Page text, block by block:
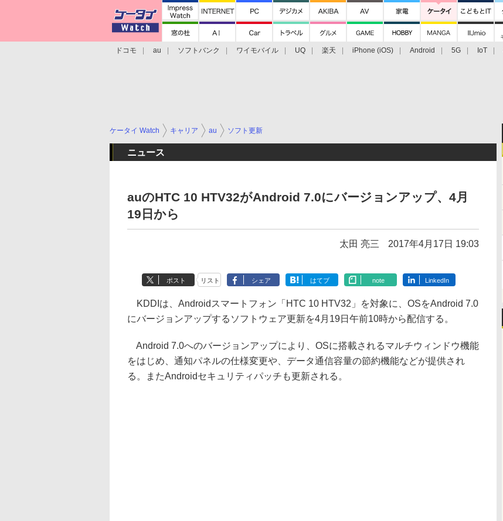
ドコモ au ソフトバンク ワイモバイル UQ 楽天 iPhone (iOS) Android 5G IoT
ケータイ Watch キャリア au ソフト更新
ニュース
auのHTC 10 HTV32がAndroid 7.0にバージョンアップ、4月
19日から
太田 亮三 2017年4月17日 19:03
ポスト リスト シェア はてブ note LinkedIn
KDDIは、Androidスマートフォン「HTC 10 HTV32」を対象に、OSをAndroid 7.0
にバージョンアップするソフトウェア更新を4月19日午前10時から配信する。
Android 7.0へのバージョンアップにより、OSに搭載されるマルチウィンドウ機能
をはじめ、通知パネルの仕様変更や、データ通信容量の節約機能などが提供され
る。またAndroidセキュリティパッチも更新される。